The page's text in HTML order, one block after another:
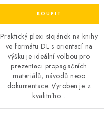
Praktický plexi stojánek na knihy
ve formátu DL s orientací na
výšku je ideální volbou pro
prezentaci propagačních
materiálů, návodů nebo
dokumentace. Vyroben je z
kvalitního...